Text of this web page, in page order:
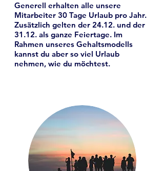
Generell erhalten alle unsere
Mitarbeiter 30 Tage Urlaub pro Jahr.
Zusätzlich gelten der 24.12. und der
31.12. als ganze Feiertage. Im
Rahmen unseres Gehaltsmodells
kannst du aber so viel Urlaub
nehmen, wie du möchtest.